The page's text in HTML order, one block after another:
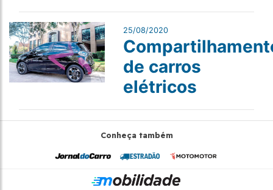
25/08/2020
de carros
elétricos
Conheça também